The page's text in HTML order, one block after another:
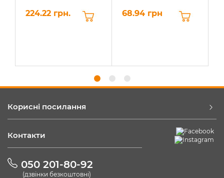
224.22 грн. 68.94 грн
Корисні посилання
Контакти
050 201-80-92
(дзвінки безкоштовні)